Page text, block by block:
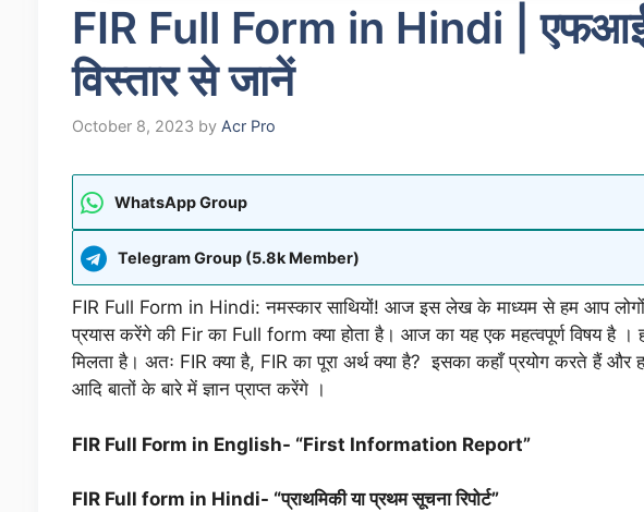
FIR Full Form in Hindi |
विस्तार से जानें
October 8, 2023 by Acr Pro
WhatsApp Group
Telegram Group (5.8k Member)
FIR Full Form in Hindi: नमस्कार साथियों! आज इस लेख के माध्यम से हम आप
प्रयास करेंगे की Fir का Full form क्या होता है। आज का यह एक महत्वपूर्ण विषय है
मिलता है। अतः FIR क्या है, FIR का पूरा अर्थ क्या है? इसका कहाँ प्रयोग करते हैं और
आदि बातों के बारे में ज्ञान प्राप्त करेंगे ।
FIR Full Form in English- “First Information Report”
FIR Full form in Hindi- “प्राथमिकी या प्रथम सूचना रिपोर्ट”